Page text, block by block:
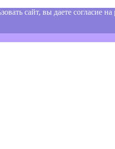
сайт, вы даете согласие